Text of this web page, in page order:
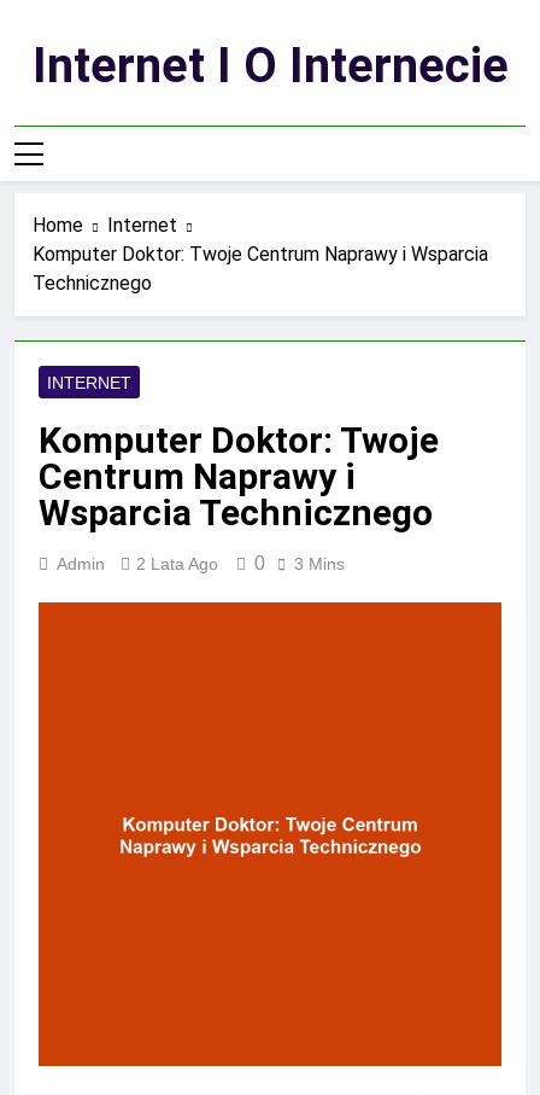
contentInternet I O Internecie
Home
Internet
Komputer Doktor: Twoje Centrum Naprawy i Wsparcia
Technicznego
INTERNET
Komputer Doktor: Twoje
Centrum Naprawy i
Wsparcia Technicznego
Admin 2 Lata Ago 0 3 Mins